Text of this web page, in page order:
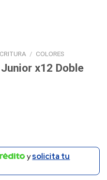
/ COLORES
x12 Doble
ysolicita tu